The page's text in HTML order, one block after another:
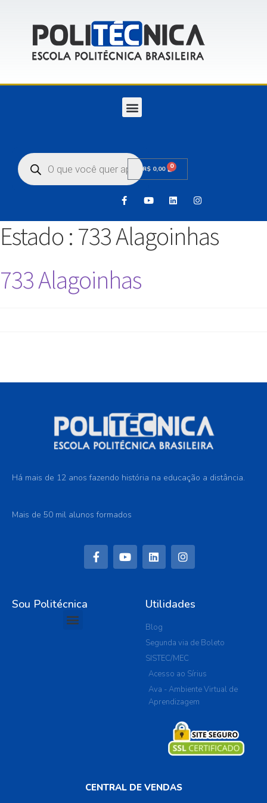
R$ 0,00 0
Estado : 733 Alagoinhas
733 Alagoinhas
Há mais de 12 anos fazendo história na educação a distância.
Mais de 50 mil alunos formados
Sou Politécnica Utilidades
Blog
Segunda via de Boleto
SISTEC/MEC
Acesso ao Sírius
Ava - Ambiente Virtual de
Aprendizagem
CENTRAL DE VENDAS